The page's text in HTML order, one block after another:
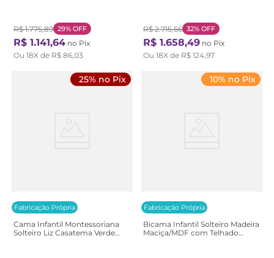
R$ 1.775,89 29% OFF
R$ 1.141,64 no Pix
Ou 18X de R$ 86,03
Branco/Natural
R$ 2.715,66 32% OFF
R$ 1.658,49 no Pix
Ou 18X de R$ 124,97
Fabricação Própria
25% no Pix
Cama Infantil Montessoriana
Solteiro Liz Casatema Verde
Fabricação Própria
10% no Pix
Bicama Infantil Solteiro Madeira
Maciça/MDF com Telhado